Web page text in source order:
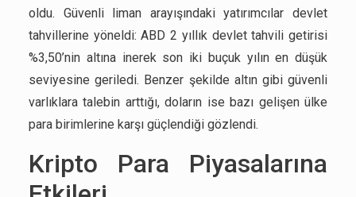
oldu. Güvenli liman arayışındaki yatırımcılar devlet
tahvillerine yöneldi: ABD 2 yıllık devlet tahvili getirisi
%3,50’nin altına inerek son iki buçuk yılın en düşük
seviyesine geriledi. Benzer şekilde altın gibi güvenli
varlıklara talebin arttığı, doların ise bazı gelişen ülke
para birimlerine karşı güçlendiği gözlendi.
Kripto Para Piyasalarına